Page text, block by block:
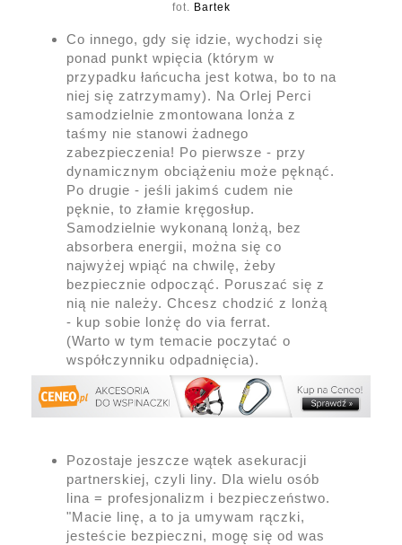
fot. Bartek
Co innego, gdy się idzie, wychodzi się
ponad punkt wpięcia (którym w
przypadku łańcucha jest kotwa, bo to na
niej się zatrzymamy). Na Orlej Perci
samodzielnie zmontowana lonża z
taśmy nie stanowi żadnego
zabezpieczenia! Po pierwsze - przy
dynamicznym obciążeniu może pęknąć.
Po drugie - jeśli jakimś cudem nie
pęknie, to złamie kręgosłup.
Samodzielnie wykonaną lonżą, bez
absorbera energii, można się co
najwyżej wpiąć na chwilę, żeby
bezpiecznie odpocząć. Poruszać się z
nią nie należy. Chcesz chodzić z lonżą
- kup sobie lonżę do via ferrat.
(Warto w tym temacie poczytać o
współczynniku odpadnięcia).
Pozostaje jeszcze wątek asekuracji
partnerskiej, czyli liny. Dla wielu osób
lina = profesjonalizm i bezpieczeństwo.
"Macie linę, a to ja umywam rączki,
jesteście bezpieczni, mogę się od was